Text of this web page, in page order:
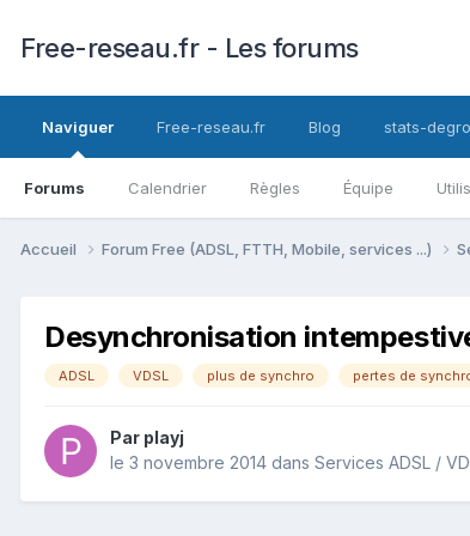
Free-reseau.fr - Les forums
Naviguer
Forums Calendrier Règles Équipe
Free-reseau.fr Blog stats-
Accueil Forum Free (ADSL, FTTH, Mobile, services ...)
Desynchronisation
ADSL VDSL plus de synchro pertes de
Par playj
le 3 novembre 2014 dans Services ADSL /